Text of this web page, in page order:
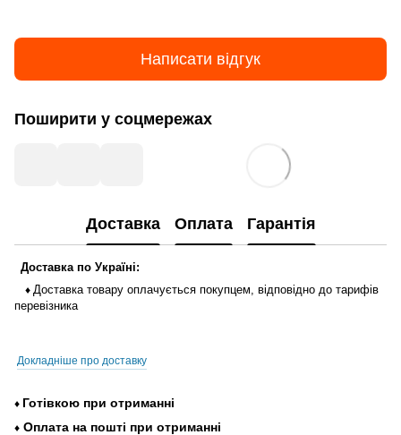
Написати відгук
Поширити у соцмережах
Доставка Оплата Гарантія
Доставка по Україні:
♦ Доставка товару оплачується покупцем, відповідно до тарифів
перевізника
Докладніше про доставку
♦ Готівкою при отриманні
♦ Оплата на пошті при отриманні